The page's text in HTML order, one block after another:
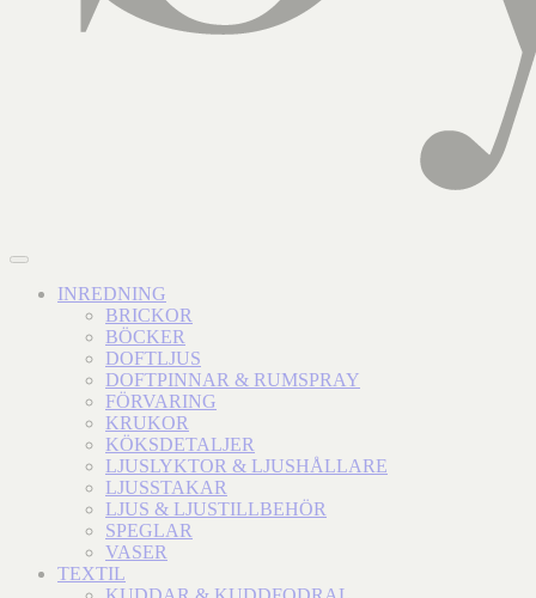
INREDNING
BRICKOR
BÖCKER
DOFTLJUS
DOFTPINNAR & RUMSPRAY
FÖRVARING
KRUKOR
KÖKSDETALJER
LJUSLYKTOR & LJUSHÅLLARE
LJUSSTAKAR
LJUS & LJUSTILLBEHÖR
SPEGLAR
VASER
TEXTIL